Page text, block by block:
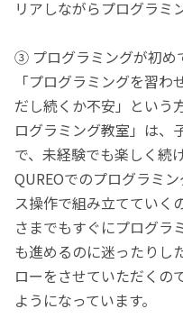
リアしながらプログラミ
③ プログラミングが初め
「プログラミングを習
だし続くか不安」という
ログラミング教室」は、
で、未経験でも楽しく続
QUREOでのプログラミ
ス操作で組み立てていく
さまでもすぐにプログラ
も進めるのに迷ったりし
ローをさせていただくの
ようになっています。